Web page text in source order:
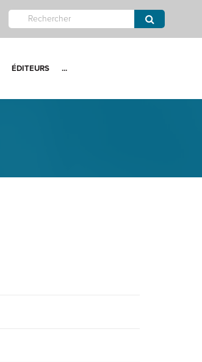
ÉDITEURS ...